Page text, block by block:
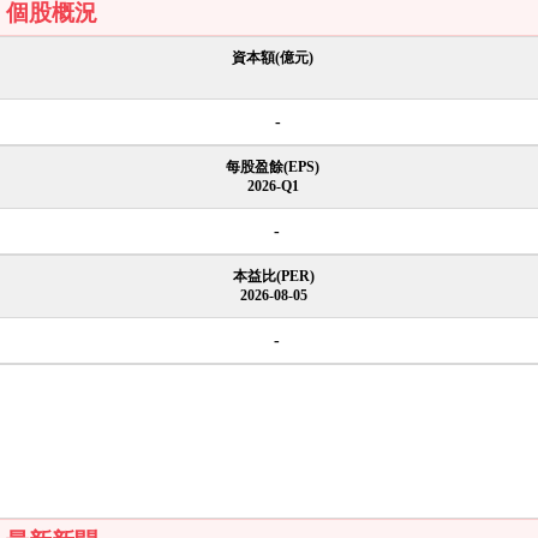
個股概況
資本額(億元)
-
每股盈餘(EPS)
2026-Q1
-
本益比(PER)
2026-08-05
-